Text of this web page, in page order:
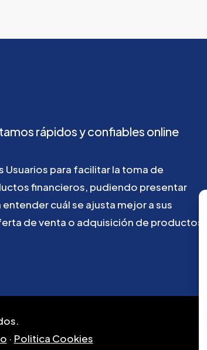
rápidosyconfiables online
Usuarios para facilitarla toma de
financieros, pudiendo presentar
entendercuálse ajusta mejorasus
deventa o adquisición de productos
· Politica Cookies